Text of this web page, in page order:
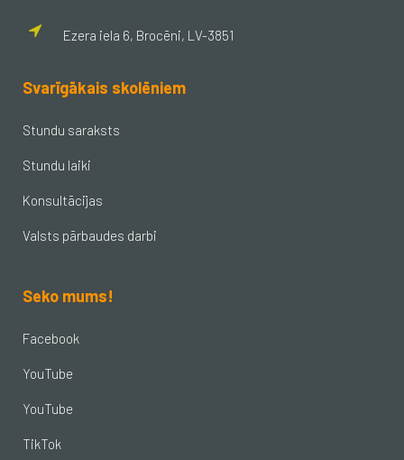
Ezera iela 6, Brocēni, LV-3851
Svarīgākais skolēniem
Stundu saraksts
Stundu laiki
Konsultācijas
Valsts pārbaudes darbi
Seko mums!
Facebook
YouTube
YouTube
TikTok